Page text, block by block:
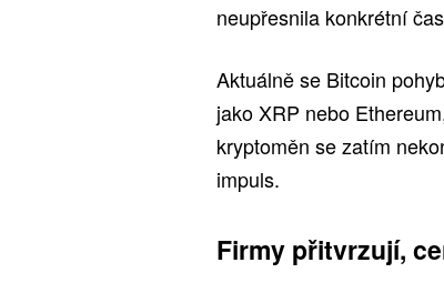
neupřesnila konkrétní
Aktuálně se Bitcoin
jako XRP nebo
kryptoměn se zatím
impuls.
Firmy přitvrzují,